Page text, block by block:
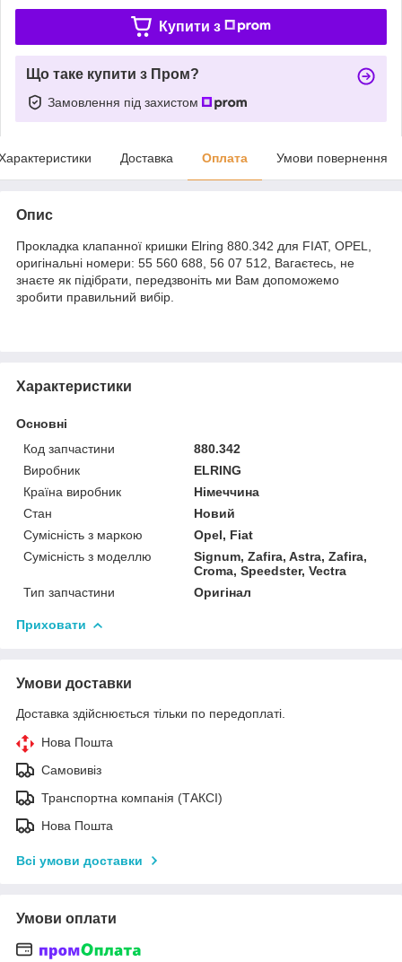
Купити з
Що таке купити з Пром?
Замовлення під захистом
Доставка Оплата Умови повернення
Опис
Прокладка клапанної кришки Elring 880.342 для FIAT, OPEL,
оригінальні номери: 55 560 688, 56 07 512, Вагаєтесь, не
знаєте як підібрати, передзвоніть ми Вам допоможемо
зробити правильний вибір.
Характеристики
Основні
Код запчастини
880.342
Виробник
ELRING
Країна виробник
Німеччина
Стан
Новий
Сумісність з маркою
Opel, Fiat
Сумісність з моделлю
Signum, Zafira, Astra, Zafira,
Croma, Speedster, Vectra
Тип запчастини
Оригінал
Приховати
Умови доставки
Доставка здійснюється тільки по передоплаті.
Нова Пошта
Самовивіз
Транспортна компанія (ТАКСІ)
Нова Пошта
Всі умови доставки
Умови оплати